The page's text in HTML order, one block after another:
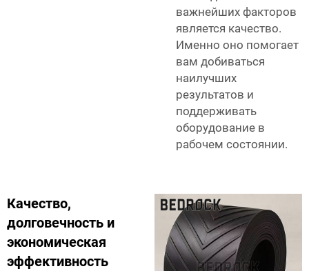
важнейших факторов
является качество.
Именно оно помогает
вам добиваться
наилучших
результатов и
поддерживать
оборудование в
рабочем состоянии.
Качество,
долговечность и
экономическая
эффективность